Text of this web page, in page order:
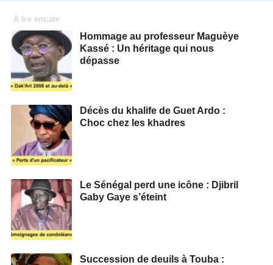
À lire ensuite
Hommage au professeur Maguèye
Kassé : Un héritage qui nous
dépasse
Décès du khalife de Guet Ardo :
Choc chez les khadres
Le Sénégal perd une icône : Djibril
Gaby Gaye s’éteint
Succession de deuils à Touba :